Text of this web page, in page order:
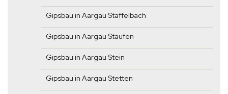
Gipsbau in Aargau Staffelbach
Gipsbau in Aargau Staufen
Gipsbau in Aargau Stein
Gipsbau in Aargau Stetten